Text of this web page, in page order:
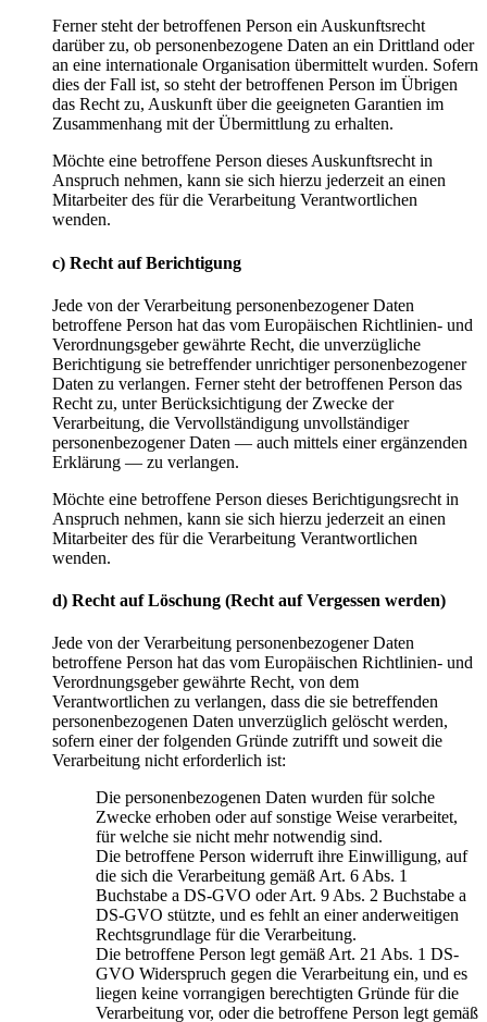
Ferner steht der betroffenen Person ein Auskunftsrecht
darüber zu, ob personenbezogene Daten an ein Drittland oder
an eine internationale Organisation übermittelt wurden. Sofern
dies der Fall ist, so steht der betroffenen Person im Übrigen
das Recht zu, Auskunft über die geeigneten Garantien im
Zusammenhang mit der Übermittlung zu erhalten.
Möchte eine betroffene Person dieses Auskunftsrecht in
Anspruch nehmen, kann sie sich hierzu jederzeit an einen
Mitarbeiter des für die Verarbeitung Verantwortlichen
wenden.
c) Recht auf Berichtigung
Jede von der Verarbeitung personenbezogener Daten
betroffene Person hat das vom Europäischen Richtlinien- und
Verordnungsgeber gewährte Recht, die unverzügliche
Berichtigung sie betreffender unrichtiger personenbezogener
Daten zu verlangen. Ferner steht der betroffenen Person das
Recht zu, unter Berücksichtigung der Zwecke der
Verarbeitung, die Vervollständigung unvollständiger
personenbezogener Daten — auch mittels einer ergänzenden
Erklärung — zu verlangen.
Möchte eine betroffene Person dieses Berichtigungsrecht in
Anspruch nehmen, kann sie sich hierzu jederzeit an einen
Mitarbeiter des für die Verarbeitung Verantwortlichen
wenden.
d) Recht auf Löschung (Recht auf Vergessen werden)
Jede von der Verarbeitung personenbezogener Daten
betroffene Person hat das vom Europäischen Richtlinien- und
Verordnungsgeber gewährte Recht, von dem
Verantwortlichen zu verlangen, dass die sie betreffenden
personenbezogenen Daten unverzüglich gelöscht werden,
sofern einer der folgenden Gründe zutrifft und soweit die
Verarbeitung nicht erforderlich ist:
Die personenbezogenen Daten wurden für solche
Zwecke erhoben oder auf sonstige Weise verarbeitet,
für welche sie nicht mehr notwendig sind.
Die betroffene Person widerruft ihre Einwilligung, auf
die sich die Verarbeitung gemäß Art. 6 Abs. 1
Buchstabe a DS-GVO oder Art. 9 Abs. 2 Buchstabe a
DS-GVO stützte, und es fehlt an einer anderweitigen
Rechtsgrundlage für die Verarbeitung.
Die betroffene Person legt gemäß Art. 21 Abs. 1 DS-
GVO Widerspruch gegen die Verarbeitung ein, und es
liegen keine vorrangigen berechtigten Gründe für die
Verarbeitung vor, oder die betroffene Person legt gemäß